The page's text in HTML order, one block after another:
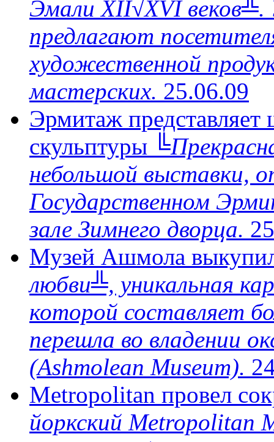
Эмали XII√XVI
предлагают
художественной
мастерских. 25.06.09
Эрмитаж представляет
скульптуры
небольшой выставки,
Государственном
зале Зимнего дворца.
Музей Ашмола
любви╩, уникальная
которой составляет
перешла во владении
(Ashmolean Museum).
Metropolitan провел
йоркский Metropolitan